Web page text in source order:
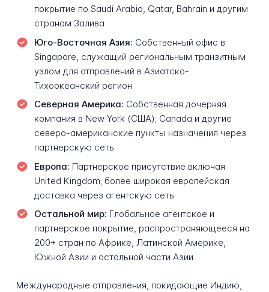
покрытие по Saudi Arabia, Qatar, Bahrain и другим
странам Залива
Юго-Восточная Азия: Собственный офис в
Singapore, служащий региональным транзитным
узлом для отправлений в Азиатско-
Тихоокеанский регион
Северная Америка: Собственная дочерняя
компания в New York (США); Canada и другие
северо-американские пункты назначения через
партнерскую сеть
Европа: Партнерское присутствие включая
United Kingdom; более широкая европейская
доставка через агентскую сеть
Остальной мир: Глобальное агентское и
партнерское покрытие, распространяющееся на
200+ стран по Африке, Латинской Америке,
Южной Азии и остальной части Азии
Международные отправления, покидающие Индию,